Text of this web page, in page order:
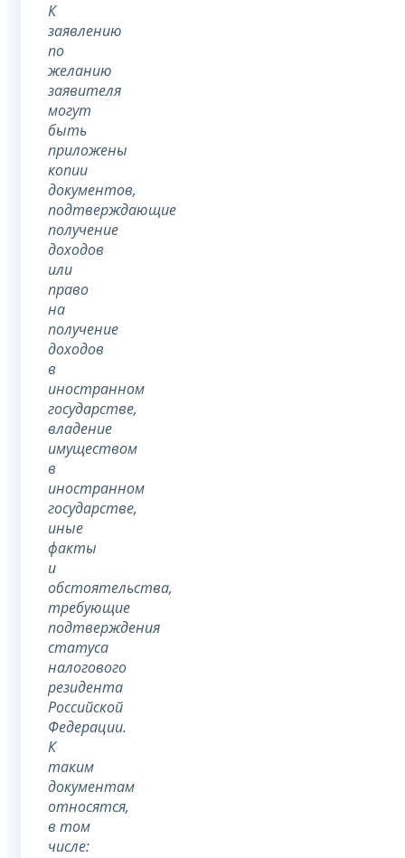
К
заявлению
по
желанию
заявителя
могут
быть
приложены
копии
документов,
подтверждающие
получение
доходов
или
право
на
получение
доходов
в
иностранном
государстве,
владение
имуществом
в
иностранном
государстве,
иные
факты
и
обстоятельства,
требующие
подтверждения
статуса
налогового
резидента
Российской
Федерации.
К
таким
документам
относятся,
в том
числе: